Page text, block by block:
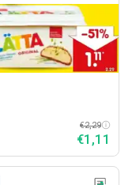
€2,29
€1,11